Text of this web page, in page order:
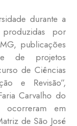
durante a
por
publicações
de projetos
de Ciências
e Revisão”,
Carvalho do
ocorreram em
de São José